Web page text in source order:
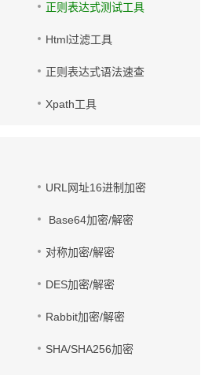
正则表达式测试工具
Html过滤工具
正则表达式语法速查
Xpath工具
URL网址16进制加密
Base64加密/解密
对称加密/解密
DES加密/解密
Rabbit加密/解密
SHA/SHA256加密